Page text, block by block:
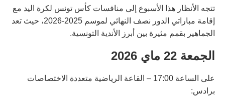
تتجه الأنظار هذا الأسبوع إلى منافسات كأس تونس لكرة اليد مع
إقامة مباراتي الدور نصف النهائي لموسم 2025-2026، حيث تعد
الجماهير بقمم مثيرة بين أبرز الأندية التونسية.
الجمعة 22 ماي 2026
على الساعة 17:00 – القاعة الرياضية متعددة الاختصاصات
برادس: